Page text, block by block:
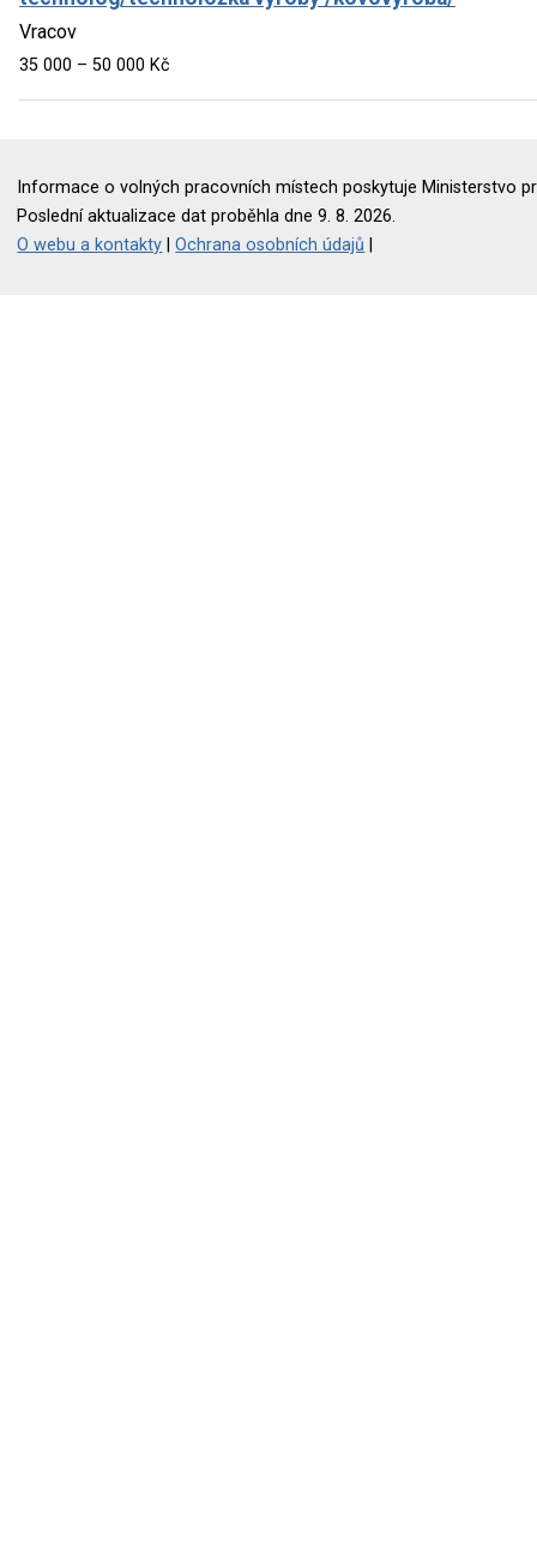
Vracov
35 000 – 50 000 Kč
Informace o volných pracovních místech poskytuje Ministerstvo
Poslední aktualizace dat proběhla dne 9. 8. 2026.
O webu a kontakty |Ochrana osobních údajů